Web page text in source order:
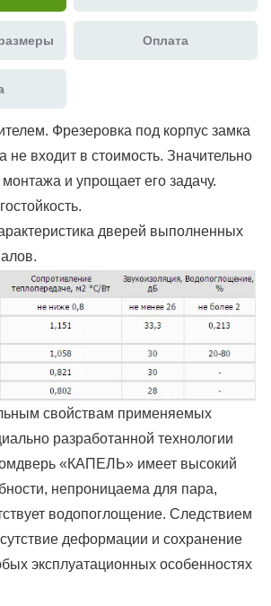
Оплата
Фрезеровка под корпус замка
не входит в стоимость. Значительно
и упрощает его задачу.
дверей выполненных
свойствам применяемых
разработанной технологии
«КАПЕЛЬ» имеет высокий
непроницаема для пара,
водопоглощение. Следствием
деформации и сохранение
эксплуатационных особенностях